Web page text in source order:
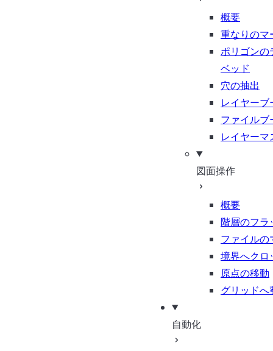
概要
重なりのマ
ポリゴンの
ベッド
穴の抽出
レイヤーブ
ファイルブ
レイヤーマ
図面操作
概要
階層のフラ
ファイルの
境界へクロ
原点の移動
グリッドへ
自動化